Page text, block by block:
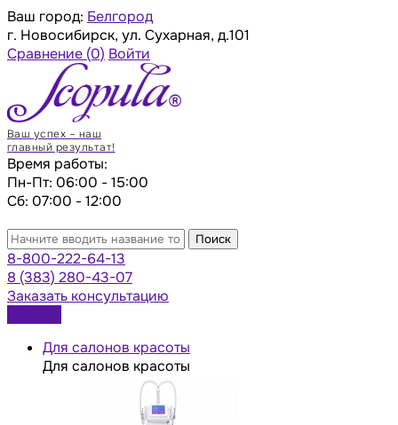
Ваш город: Белгород
г. Новосибирск, ул. Сухарная, д.101
Сравнение (0) Войти
Ваш успех – наш
главный результат!
Время работы:
Пн-Пт: 06:00 - 15:00
Сб: 07:00 - 12:00
Поиск
8-800-222-64-13
8 (383) 280-43-07
Заказать консультацию
Для салонов красоты
Для салонов красоты